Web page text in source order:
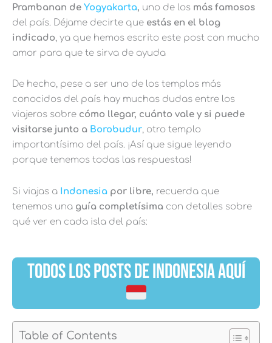
Prambanan de Yogyakarta, uno de los más famosos
del país. Déjame decirte que estás en el blog
indicado, ya que hemos escrito este post con mucho
amor para que te sirva de ayuda
De hecho, pese a ser uno de los templos más
conocidos del país hay muchas dudas entre los
viajeros sobre cómo llegar, cuánto vale y si puede
visitarse junto a Borobudur, otro templo
importantísimo del país. ¡Así que sigue leyendo
porque tenemos todas las respuestas!
Si viajas a Indonesia por libre, recuerda que
tenemos una guía completísima con detalles sobre
qué ver en cada isla del país:
TODOS LOS POSTS DE INDONESIA AQUÍ
Table of Contents